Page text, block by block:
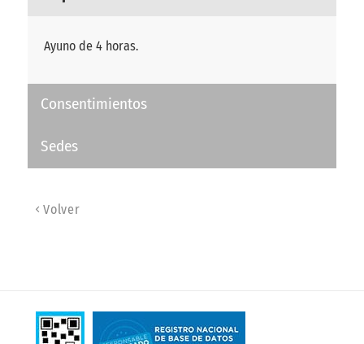
Ayuno de 4 horas.
Consentimientos
Sedes
Volver